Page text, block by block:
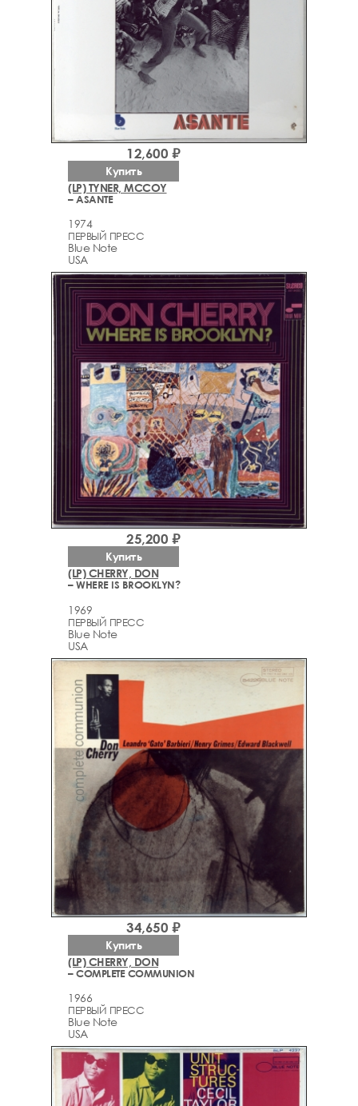
(LP) TYNER, MCCOY
– ASANTE
1974
ПЕРВЫЙ ПРЕСС
Blue Note
USA
12,600 ₽
Купить
(LP) CHERRY, DON
– WHERE IS BROOKLYN?
1969
ПЕРВЫЙ ПРЕСС
Blue Note
USA
25,200 ₽
Купить
(LP) CHERRY, DON
– COMPLETE COMMUNION
1966
ПЕРВЫЙ ПРЕСС
Blue Note
USA
34,650 ₽
Купить